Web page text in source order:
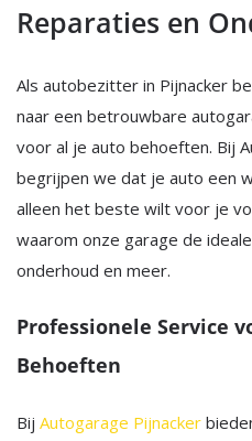
Reparaties en
Als autobezitter in Pijnacker
naar een betrouwbare
voor al je auto behoeften. Bij
begrijpen we dat je auto een
alleen het beste wilt voor je
waarom onze garage de
onderhoud en meer.
Professionele Service
Behoeften
Bij Autogarage Pijnacker